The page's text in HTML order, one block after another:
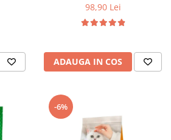
98,90 Lei
ADAUGA IN COS
-6%